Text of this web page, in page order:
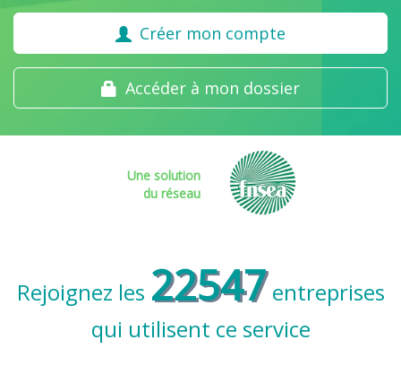
Créer mon compte
Accéder à mon dossier
Une solution
du réseau
Rejoignez les 22547 entreprises
qui utilisent ce service